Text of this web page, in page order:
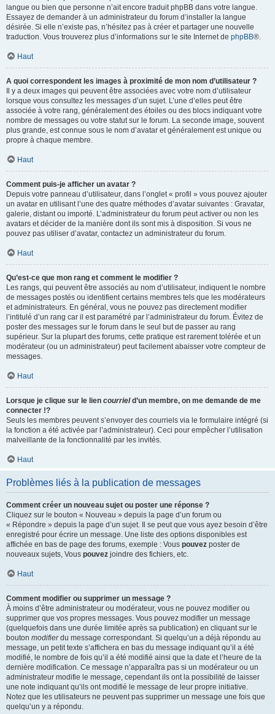
langue ou bien que personne n’ait encore traduit phpBB dans votre langue.
Essayez de demander à un administrateur du forum d’installer la langue
désirée. Si elle n’existe pas, n’hésitez pas à créer et partager une nouvelle
traduction. Vous trouverez plus d’informations sur le site Internet de phpBB®.
Haut
A quoi correspondent les images à proximité de mon nom d’utilisateur ?
Il y a deux images qui peuvent être associées avec votre nom d’utilisateur
lorsque vous consultez les messages d’un sujet. L’une d’elles peut être
associée à votre rang, généralement des étoiles ou des blocs indiquant votre
nombre de messages ou votre statut sur le forum. La seconde image, souvent
plus grande, est connue sous le nom d’avatar et généralement est unique ou
propre à chaque membre.
Haut
Comment puis-je afficher un avatar ?
Depuis votre panneau d’utilisateur, dans l’onglet « profil » vous pouvez ajouter
un avatar en utilisant l’une des quatre méthodes d’avatar suivantes : Gravatar,
galerie, distant ou importé. L’administrateur du forum peut activer ou non les
avatars et décider de la manière dont ils sont mis à disposition. Si vous ne
pouvez pas utiliser d’avatar, contactez un administrateur du forum.
Haut
Qu’est-ce que mon rang et comment le modifier ?
Les rangs, qui peuvent être associés au nom d’utilisateur, indiquent le nombre
de messages postés ou identifient certains membres tels que les modérateurs
et administrateurs. En général, vous ne pouvez pas directement modifier
l’intitulé d’un rang car il est paramétré par l’administrateur du forum. Évitez de
poster des messages sur le forum dans le seul but de passer au rang
supérieur. Sur la plupart des forums, cette pratique est rarement tolérée et un
modérateur (ou un administrateur) peut facilement abaisser votre compteur de
messages.
Haut
Lorsque je clique sur le lien courrield’un membre, on me demande de me
connecter !?
Seuls les membres peuvent s’envoyer des courriels via le formulaire intégré (si
la fonction a été activée par l’administrateur). Ceci pour empêcher l’utilisation
malveillante de la fonctionnalité par les invités.
Haut
Problèmes liés à la publication de messages
Comment créer un nouveau sujet ou poster une réponse ?
Cliquez sur le bouton « Nouveau » depuis la page d’un forum ou
« Répondre » depuis la page d’un sujet. Il se peut que vous ayez besoin d’être
enregistré pour écrire un message. Une liste des options disponibles est
affichée en bas de page des forums, exemple : Vous pouvez poster de
nouveaux sujets, Vous pouvez joindre des fichiers, etc.
Haut
Comment modifier ou supprimer un message ?
À moins d’être administrateur ou modérateur, vous ne pouvez modifier ou
supprimer que vos propres messages. Vous pouvez modifier un message
(quelquefois dans une durée limitée après sa publication) en cliquant sur le
bouton modifierdu message correspondant. Si quelqu’un a déjà répondu au
message, un petit texte s’affichera en bas du message indiquant qu’il a été
modifié, le nombre de fois qu’il a été modifié ainsi que la date et l’heure de la
dernière modification. Ce message n’apparaîtra pas si un modérateur ou un
administrateur modifie le message, cependant ils ont la possibilité de laisser
une note indiquant qu’ils ont modifié le message de leur propre initiative.
Notez que les utilisateurs ne peuvent pas supprimer un message une fois que
quelqu’un y a répondu.